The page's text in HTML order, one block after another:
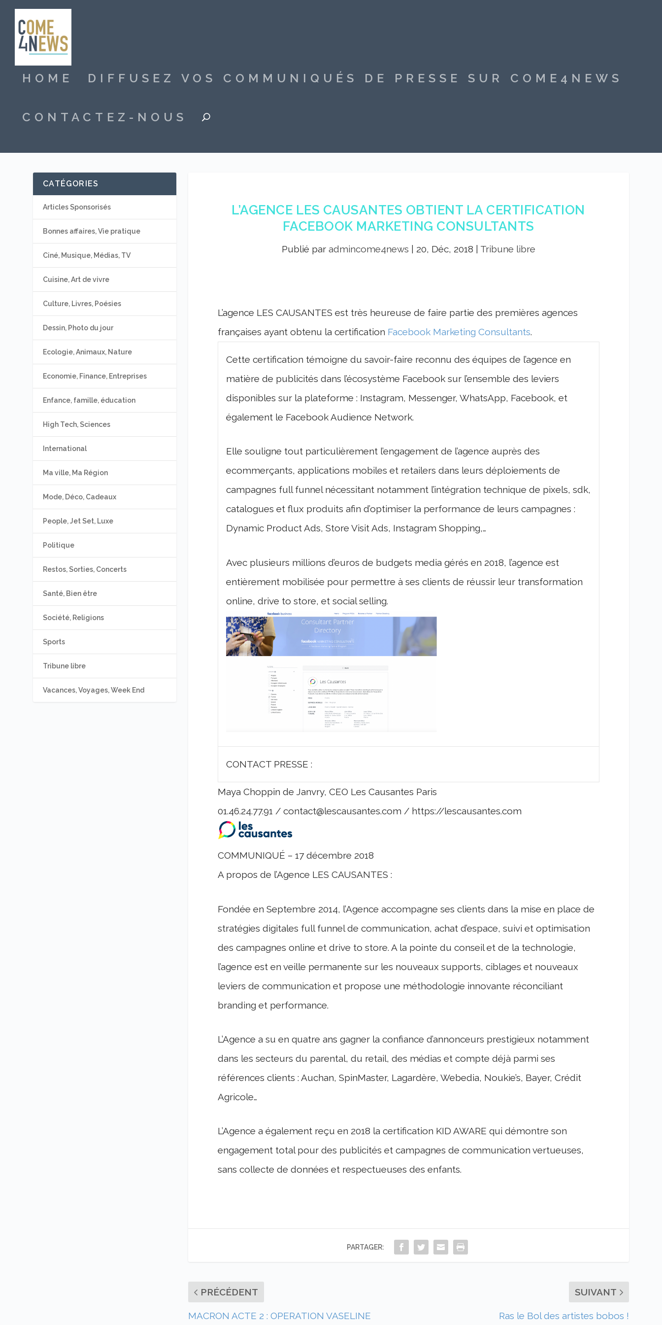
HOME DIFFUSEZ VOS COMMUNIQUÉS DE PRESSE SUR COME4NEWS
CONTACTEZ-NOUS
L’AGENCE LES CAUSANTES OBTIENT LA CERTIFICATION
FACEBOOK MARKETING CONSULTANTS
Publié par admincome4news 20, Déc, 2018 Tribune libre
L’agence LES CAUSANTES est très heureuse de faire partie des premières agences
françaises ayant obtenu la certification Facebook Marketing Consultants.
Cette certification témoigne du savoir-faire reconnu des équipes de l’agence en
matière de publicités dans l’écosystème Facebook sur l’ensemble des leviers
disponibles sur la plateforme : Instagram, Messenger, WhatsApp, Facebook, et
également le Facebook Audience Network.
Elle souligne tout particulièrement l’engagement de l’agence auprès des
ecommerçants, applications mobiles et retailers dans leurs déploiements de
campagnes full funnel nécessitant notamment l’intégration technique de pixels, sdk,
catalogues et flux produits afin d’optimiser la performance de leurs campagnes :
Dynamic Product Ads, Store Visit Ads, Instagram Shopping,…
Avec plusieurs millions d’euros de budgets media gérés en 2018, l’agence est
entièrement mobilisée pour permettre à ses clients de réussir leur transformation
online, drive to store, et social selling.
CONTACT PRESSE :
Maya Choppin de Janvry, CEO Les Causantes Paris
01.46.24.77.91 / contact@lescausantes.com / https://lescausantes.com
COMMUNIQUÉ – 17 décembre 2018
A propos de l’Agence LES CAUSANTES :
Fondée en Septembre 2014, l’Agence accompagne ses clients dans la mise en place de
stratégies digitales full funnel de communication, achat d’espace, suivi et optimisation
des campagnes online et drive to store. A la pointe du conseil et de la technologie,
l’agence est en veille permanente sur les nouveaux supports, ciblages et nouveaux
leviers de communication et propose une méthodologie innovante réconciliant
branding et performance.
L’Agence a su en quatre ans gagner la confiance d’annonceurs prestigieux notamment
dans les secteurs du parental, du retail, des médias et compte déjà parmi ses
références clients : Auchan, SpinMaster, Lagardère, Webedia, Noukie’s, Bayer, Crédit
Agricole…
L’Agence a également reçu en 2018 la certification KID AWARE qui démontre son
engagement total pour des publicités et campagnes de communication vertueuses,
sans collecte de données et respectueuses des enfants.
PARTAGER:
PRÉCÉDENT
MACRON ACTE 2 : OPERATION VASELINE
SUIVANT
Ras le Bol des artistes bobos !
CATÉGORIES
Articles Sponsorisés
Bonnes affaires, Vie pratique
Ciné, Musique, Médias, TV
Cuisine, Art de vivre
Culture, Livres, Poésies
Dessin, Photo du jour
Ecologie, Animaux, Nature
Economie, Finance, Entreprises
Enfance, famille, éducation
High Tech, Sciences
International
Ma ville, Ma Région
Mode, Déco, Cadeaux
People, Jet Set, Luxe
Politique
Restos, Sorties, Concerts
Santé, Bien être
Société, Religions
Sports
Tribune libre
Vacances, Voyages, Week End